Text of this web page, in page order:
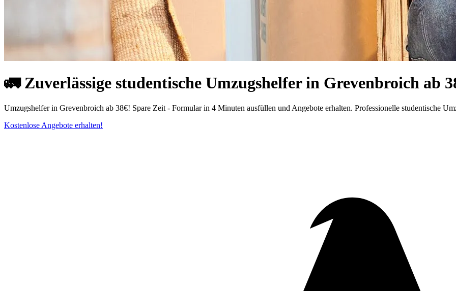
🚛 Zuverlässige studentische Umzugshelfer in Grevenbroich ab
Umzugshelfer in Grevenbroich ab 38€! Spare Zeit - Formular in 4 Minuten ausfüllen und Angebote erhalten. Professionelle studentische
Kostenlose Angebote erhalten!